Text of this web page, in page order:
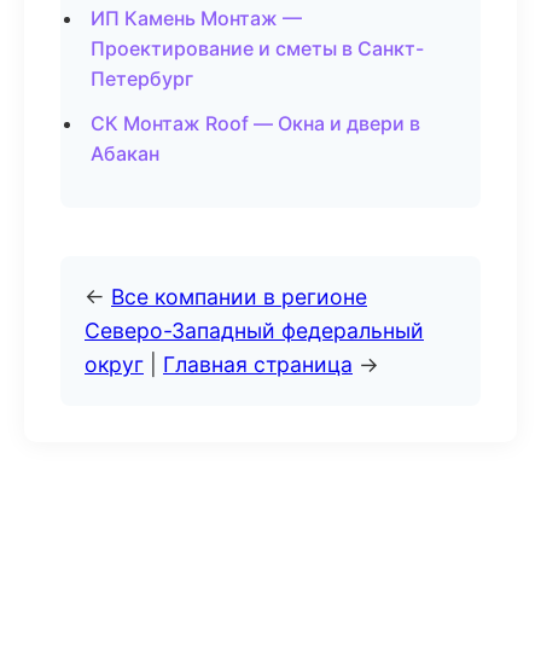
ИП Камень Монтаж —
Проектирование и сметы в Санкт-
Петербург
СК Монтаж Roof — Окна и двери в
Абакан
← Все компании в регионе
Северо-Западный федеральный
округ
Главная страница →